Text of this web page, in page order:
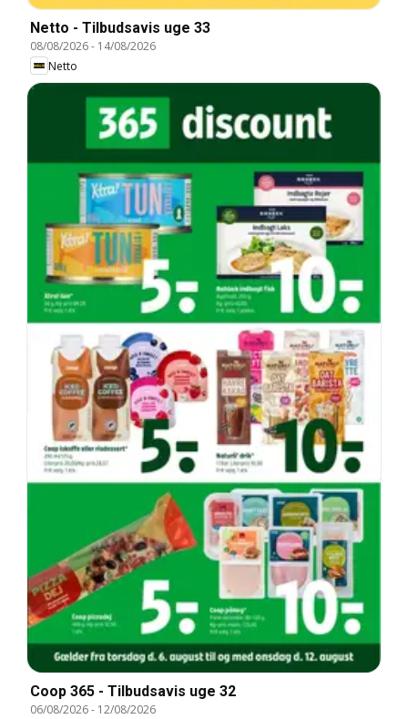
Netto - Tilbudsavis uge 33
08/08/2026- 14/08/2026
Netto
Coop 365 - Tilbudsavis uge 32
06/08/2026- 12/08/2026